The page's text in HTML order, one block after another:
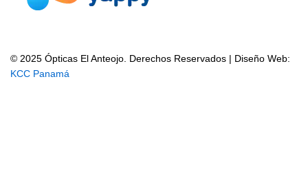
© 2025 Ópticas El Anteojo. Derechos Reservados | Diseño Web:
KCC Panamá